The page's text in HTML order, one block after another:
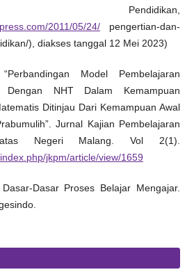
Pendidikan,
2011/05/24/pengertian-dan-
), diakses tanggal 12 Mei 2023)
Model Pembelajaran
NHT Dalam Kemampuan
Ditinjau Dari Kemampuan Awal
Jurnal Kajian Pembelajaran
Negeri Malang. Vol 2(1).
jkpm/article/view/1659
Dasar Proses Belajar Mengajar.